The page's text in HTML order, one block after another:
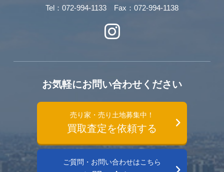
Tel：072-994-1133 Fax：072-994-1138
お気軽にお問い合わせください
売り家・売り土地募集中！
買取査定を依頼する
ご質問・お問い合わせはこちら